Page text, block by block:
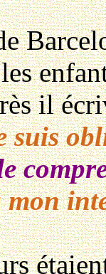
il
suis